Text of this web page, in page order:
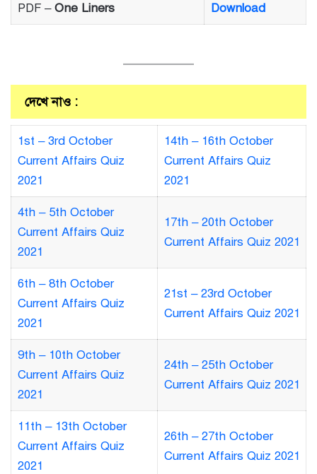
PDF –One Liners
Download
দেখে নাও :
1st – 3rd October
Current Affairs Quiz
2021
14th – 16th October
Current Affairs Quiz
2021
4th – 5th October
Current Affairs Quiz
2021
17th – 20th October
Current Affairs Quiz 2021
6th – 8th October
Current Affairs Quiz
2021
21st – 23rd October
Current Affairs Quiz 2021
9th – 10th October
Current Affairs Quiz
2021
24th – 25th October
Current Affairs Quiz 2021
11th – 13th October
Current Affairs Quiz
2021
26th – 27th October
Current Affairs Quiz 2021